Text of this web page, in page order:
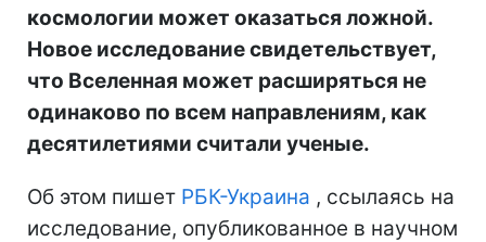
космологии может оказаться ложной.
Новое исследование свидетельствует,
что Вселенная может расширяться не
одинаково по всем направлениям, как
десятилетиями считали ученые.
Об этом пишет РБК-Украина , ссылаясь на
исследование, опубликованное в научном